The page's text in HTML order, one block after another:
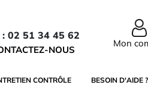
: 02 51 34 45 62
NOUS
Mon
CONTRÔLE BESOIN D'AIDE ?